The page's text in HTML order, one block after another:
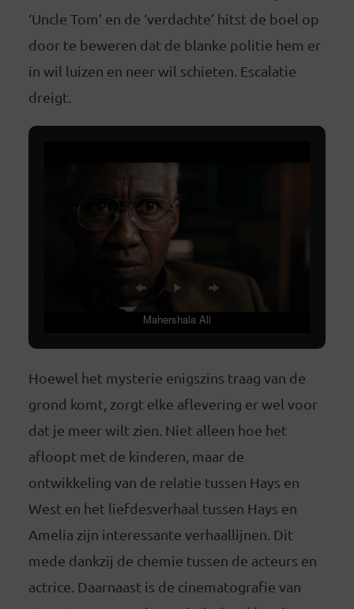
‘Uncle Tom’ en de ‘verdachte’ hitst de boel op
door te beweren dat de blanke politie hem er
in wil luizen en neer wil schieten. Escalatie
dreigt.
Mahershala Ali
Hoewel het mysterie enigszins traag van de
grond komt, zorgt elke aflevering er wel voor
dat je meer wilt zien. Niet alleen hoe het
afloopt met de kinderen, maar de
ontwikkeling van de relatie tussen Hays en
West en het liefdesverhaal tussen Hays en
Amelia zijn interessante verhaallijnen. Dit
mede dankzij de chemie tussen de acteurs en
actrice. Daarnaast is de cinematografie van